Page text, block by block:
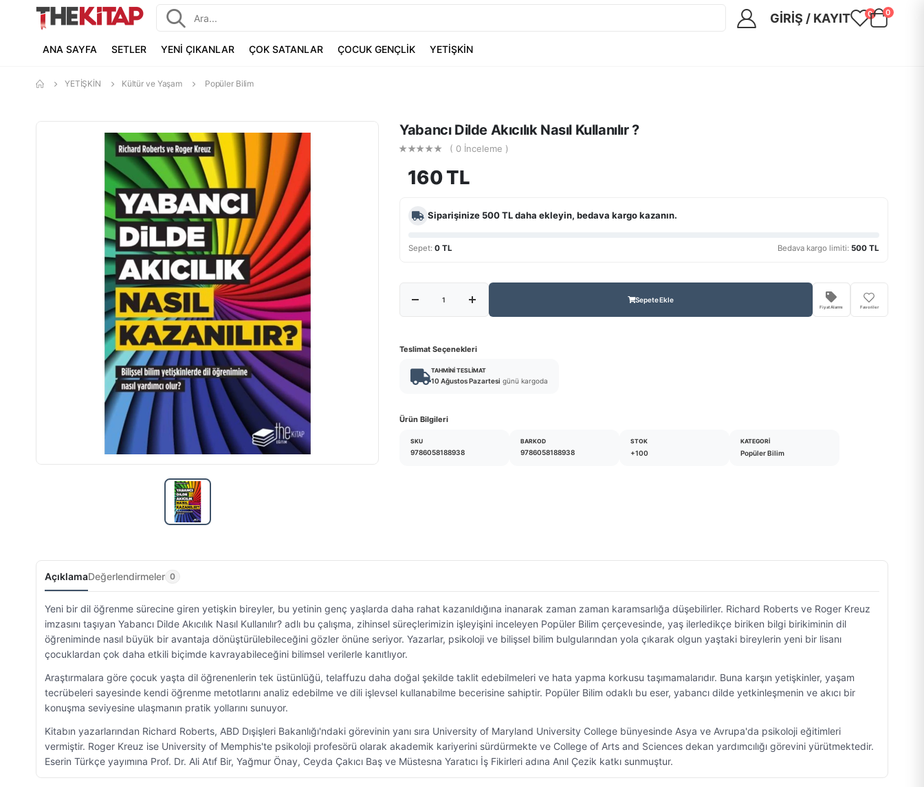
GIRIŞ / KAYIT 0 0
ANA SAYFA SETLER YENİ ÇIKANLAR ÇOK SATANLAR ÇOCUK GENÇLİK YETİŞKİN
YETİŞKİN Kültür ve Yaşam Popüler Bilim
Yabancı Dilde Akıcılık Nasıl Kullanılır ?
( 0 İnceleme )
160 TL
Siparişinize 500 TLdaha ekleyin, bedava kargo kazanın.
Sepet:0 TL Bedava kargo limiti: 500 TL
Sepete Ekle
Fiyat Alarmı Favoriler
Teslimat Seçenekleri
TAHMINI TESLIMAT
10 Ağustos Pazartesi günü kargoda
Ürün Bilgileri
SKU
9786058188938
BARKOD
9786058188938
STOK
+100
KATEGORI
Popüler Bilim
AçıklamaDeğerlendirmeler 0
Yeni bir dil öğrenme sürecine giren yetişkin bireyler, bu yetinin genç yaşlarda daha rahat kazanıldığına inanarak zaman zaman karamsarlığa düşebilirler. Richard Roberts ve Roger Kreuz
imzasını taşıyan Yabancı Dilde Akıcılık Nasıl Kullanılır? adlı bu çalışma, zihinsel süreçlerimizin işleyişini inceleyen Popüler Bilim çerçevesinde, yaş ilerledikçe biriken bilgi birikiminin dil
öğreniminde nasıl büyük bir avantaja dönüştürülebileceğini gözler önüne seriyor. Yazarlar, psikoloji ve bilişsel bilim bulgularından yola çıkarak olgun yaştaki bireylerin yeni bir lisanı
çocuklardan çok daha etkili biçimde kavrayabileceğini bilimsel verilerle kanıtlıyor.
Araştırmalara göre çocuk yaşta dil öğrenenlerin tek üstünlüğü, telaffuzu daha doğal şekilde taklit edebilmeleri ve hata yapma korkusu taşımamalarıdır. Buna karşın yetişkinler, yaşam
tecrübeleri sayesinde kendi öğrenme metotlarını analiz edebilme ve dili işlevsel kullanabilme becerisine sahiptir. Popüler Bilim odaklı bu eser, yabancı dilde yetkinleşmenin ve akıcı bir
konuşma seviyesine ulaşmanın pratik yollarını sunuyor.
Kitabın yazarlarından Richard Roberts, ABD Dışişleri Bakanlığı'ndaki görevinin yanı sıra University of Maryland University College bünyesinde Asya ve Avrupa'da psikoloji eğitimleri
vermiştir. Roger Kreuz ise University of Memphis'te psikoloji profesörü olarak akademik kariyerini sürdürmekte ve College of Arts and Sciences dekan yardımcılığı görevini yürütmektedir.
Eserin Türkçe yayımına Prof. Dr. Ali Atıf Bir, Yağmur Önay, Ceyda Çakıcı Baş ve Müstesna Yaratıcı İş Fikirleri adına Anıl Çezik katkı sunmuştur.